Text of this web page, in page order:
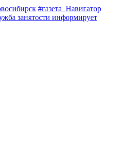
#газета_Навигатор
занятости информирует